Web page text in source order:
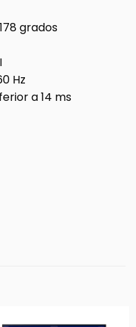
grados
Hz
a 14 ms